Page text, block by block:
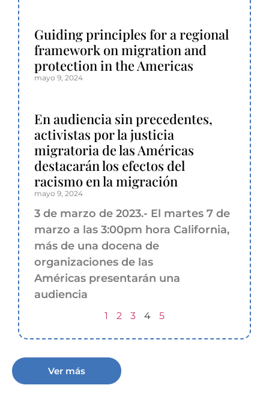
Guiding principles for a regional
framework on migration and
protection in the Americas
mayo 9, 2024
En audiencia sin precedentes,
activistas por la justicia
migratoria de las Américas
destacarán los efectos del
racismo en la migración
mayo 9, 2024
3 de marzo de 2023.- El martes 7 de
marzo a las 3:00pm hora California,
más de una docena de
organizaciones de las
Américas presentarán una
audiencia
1 2 3 4 5
Ver más